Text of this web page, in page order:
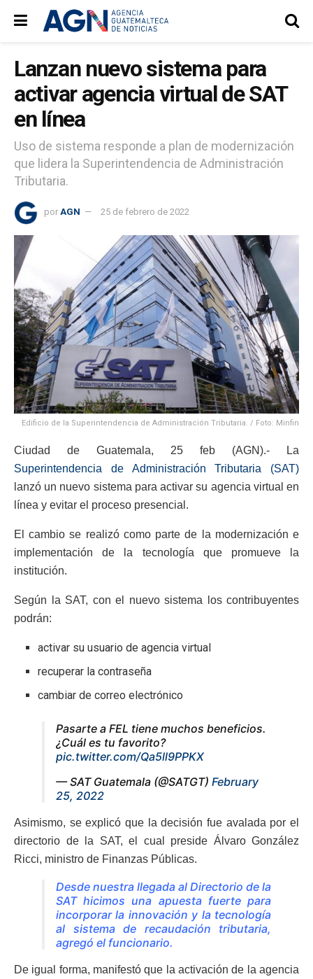
Lanzan nuevo sistema para
activar agencia virtual de SAT
en línea
Uso de sistema responde a plan de modernización
que lidera la Superintendencia de Administración
Tributaria.
por AGN 25 de febrero de 2022
Edificio de la Superintendencia de Administración Tributaria. / Foto: Minfin
Ciudad de Guatemala, 25 feb (AGN).- La
Superintendencia de Administración Tributaria (SAT)
lanzó un nuevo sistema para activar su agencia virtual en
línea y evitar el proceso presencial.
El cambio se realizó como parte de la modernización e
implementación de la tecnología que promueve la
institución.
Según la SAT, con el nuevo sistema los contribuyentes
podrán:
activar su usuario de agencia virtual
recuperar la contraseña
cambiar de correo electrónico
Pasarte a FEL tiene muchos beneficios.
¿Cuál es tu favorito?
pic.twitter.com/Qa5ll9PPKX
— SAT Guatemala (@SATGT) February
25, 2022
Asimismo, se explicó que la decisión fue avalada por el
directorio de la SAT, el cual preside Álvaro González
Ricci, ministro de Finanzas Públicas.
Desde nuestra llegada al Directorio de la
SAT hicimos una apuesta fuerte para
incorporar la innovación y la tecnología
al sistema de recaudación tributaria,
agregó el funcionario.
De igual forma, manifestó que la activación de la agencia